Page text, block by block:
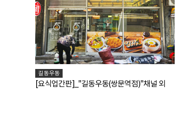
길동우동
[요식업간판]_"길동우동(쌍문역점)"채널 외